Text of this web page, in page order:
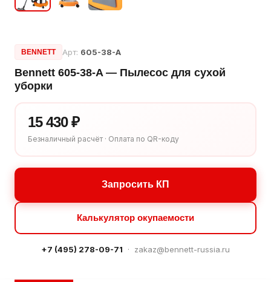
BENNETT Арт: 605-38-A
Bennett 605-38-A — Пылесос для сухой
уборки
15 430 ₽
Безналичный расчёт · Оплата по QR-коду
Запросить КП
Калькулятор окупаемости
+7 (495) 278-09-71 · zakaz@bennett-russia.ru